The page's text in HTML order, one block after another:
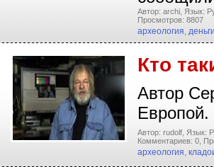
Автор: archi, Язык:
Просмотров: 8807
археология, деньги
Кто
Автор
Европой.
Автор: rudolf, Язык:
Комментариев: 0,
археология,